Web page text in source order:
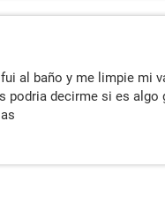
al baño y me limpie mi
podria decirme si es